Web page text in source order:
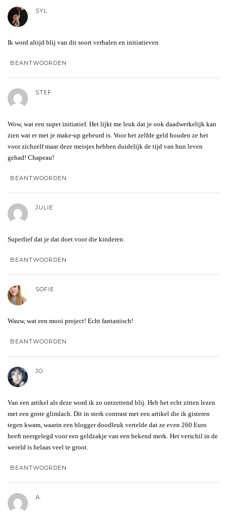
SYL
Ik word altijd blij van dit soort verhalen en initiatieven
BEANTWOORDEN
STEF
Wow, wat een super initiatief. Het lijkt me leuk dat je ook daadwerkelijk kan
zien wat er met je make-up gebeurd is. Voor het zelfde geld houden ze het
voor zichzelf maar deze meisjes hebben duidelijk de tijd van hun leven
gehad! Chapeau!
BEANTWOORDEN
JULIE
Superlief dat je dat doet voor die kinderen.
BEANTWOORDEN
SOFIE
Wauw, wat een mooi project! Echt fantastisch!
BEANTWOORDEN
JO
Van een artikel als deze word ik zo ontzettend blij. Heb het echt zitten lezen
met een grote glimlach. Dit in sterk contrast met een artikel die ik gisteren
tegen kwam, waarin een blogger doodleuk vertelde dat ze even 260 Euro
heeft neergelegd voor een geldzakje van een bekend merk. Het verschil in de
wereld is helaas veel te groot.
BEANTWOORDEN
A.